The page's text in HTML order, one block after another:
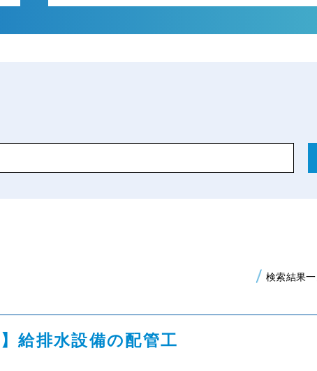
検索結果一
給排水設備の配管工